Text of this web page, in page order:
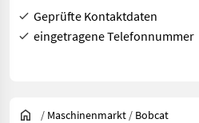
Geprüfte Kontaktdaten
eingetragene Telefonnummer
/ Maschinenmarkt / Bobcat